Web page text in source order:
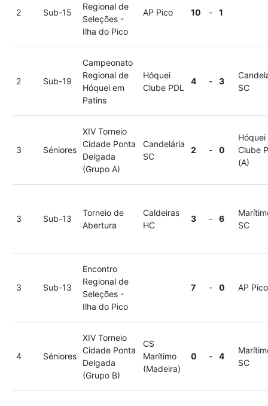
2 Sub-15
Regional de
Seleções -
Ilha do Pico
AP Pico 10 - 1
2 Sub-19
Campeonato
Regional de
Hóquei em
Patins
Hóquei
Clube PDL
4 - 3
SC
3 Séniores
XIV Torneio
Cidade Ponta
Delgada
(Grupo A)
Candelária
SC
2 - 0
Hóquei
Clube
(A)
3 Sub-13
Torneio de
Abertura
Caldeiras
HC
3 - 6
SC
3 Sub-13
Encontro
Regional de
Seleções -
Ilha do Pico
7 - 0 AP Pico
4 Séniores
XIV Torneio
Cidade Ponta
Delgada
(Grupo B)
CS
Marítimo
(Madeira)
0 - 4
SC